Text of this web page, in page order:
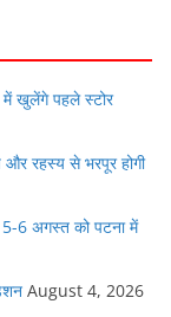
में खुलेंगे पहले स्टोर
और रहस्य से भरपूर होगी
5-6 अगस्त को पटना में
August 4, 2026